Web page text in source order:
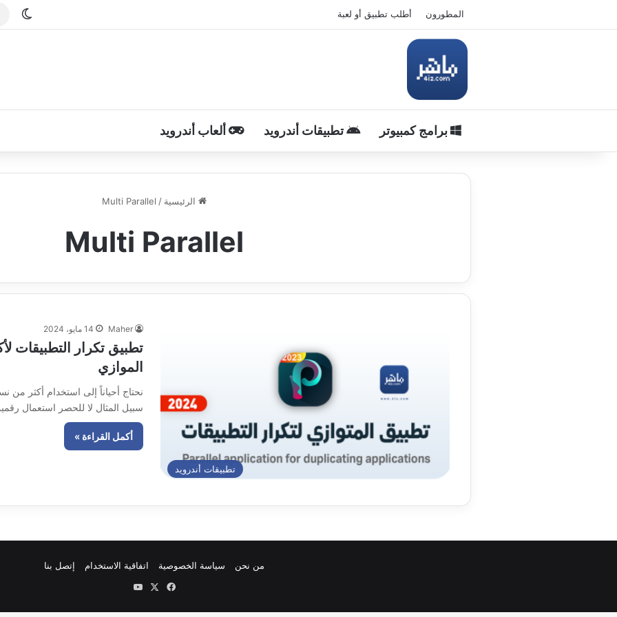
المطورون أطلب تطبيق أو لعبة
برامج كمبيوتر تطبيقات أندرويد ألعاب أندرويد
الرئيسية /
Multi Parallel
Multi Parallel
تطبيقات أندرويد
Maher 14 مايو، 2024
تطبيق تكرار التطبيقات
الموازي
نحتاج أحياناً إلى استخدام أكثر من
سبيل المثال لا للحصر استعمال
أكمل القراءة »
من نحن سياسة الخصوصية اتفاقية الاستخدام
إتصل بنا
فيسبوك ‫YouTube